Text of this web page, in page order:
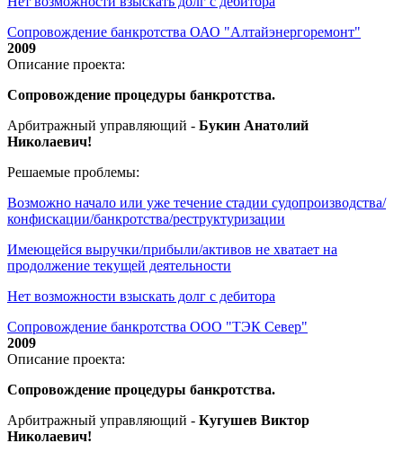
Сопровождение банкротства ОАО "Алтайэнергоремонт"
2009
Описание проекта:
Сопровождение процедуры банкротства.
Арбитражный управляющий - Букин Анатолий
Николаевич!
Решаемые проблемы:
Возможно начало или уже течение стадии судопроизводства/
конфискации/банкротства/реструктуризации
Имеющейся выручки/прибыли/активов не хватает на
продолжение текущей деятельности
Нет возможности взыскать долг с дебитора
Сопровождение банкротства ООО "ТЭК Север"
2009
Описание проекта:
Сопровождение процедуры банкротства.
Арбитражный управляющий - Кугушев Виктор
Николаевич!